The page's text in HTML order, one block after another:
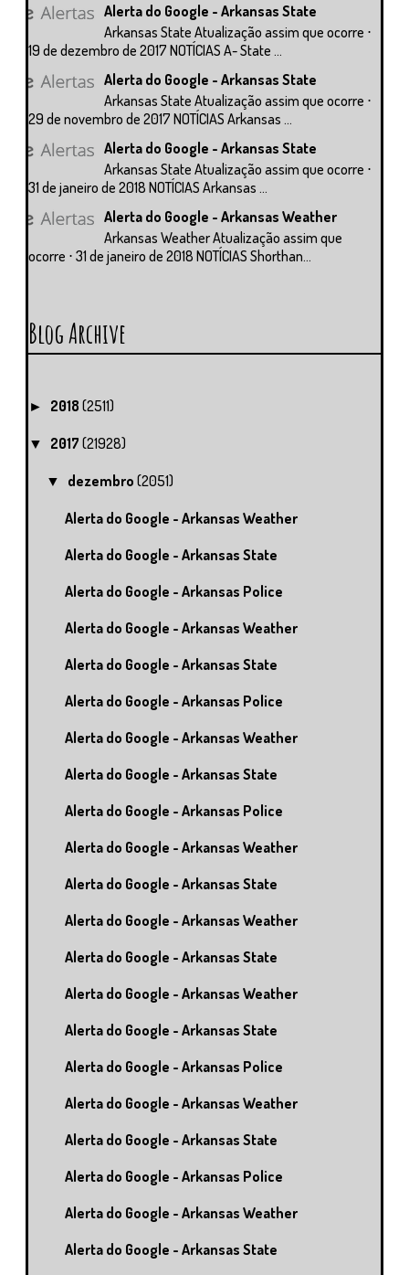
Alerta do Google - Arkansas State
Arkansas State Atualização assim que ocorre ⋅
19 de dezembro de 2017 NOTÍCIAS A- State ...
Alerta do Google - Arkansas State
Arkansas State Atualização assim que ocorre ⋅
29 de novembro de 2017 NOTÍCIAS Arkansas ...
Alerta do Google - Arkansas State
Arkansas State Atualização assim que ocorre ⋅
31 de janeiro de 2018 NOTÍCIAS Arkansas ...
Alerta do Google - Arkansas Weather
Arkansas Weather Atualização assim que
ocorre ⋅ 31 de janeiro de 2018 NOTÍCIAS Shorthan...
Blog Archive
► 2018 (2511)
▼ 2017 (21928)
▼ dezembro(2051)
Alerta do Google - Arkansas Weather
Alerta do Google - Arkansas State
Alerta do Google - Arkansas Police
Alerta do Google - Arkansas Weather
Alerta do Google - Arkansas State
Alerta do Google - Arkansas Police
Alerta do Google - Arkansas Weather
Alerta do Google - Arkansas State
Alerta do Google - Arkansas Police
Alerta do Google - Arkansas Weather
Alerta do Google - Arkansas State
Alerta do Google - Arkansas Weather
Alerta do Google - Arkansas State
Alerta do Google - Arkansas Weather
Alerta do Google - Arkansas State
Alerta do Google - Arkansas Police
Alerta do Google - Arkansas Weather
Alerta do Google - Arkansas State
Alerta do Google - Arkansas Police
Alerta do Google - Arkansas Weather
Alerta do Google - Arkansas State